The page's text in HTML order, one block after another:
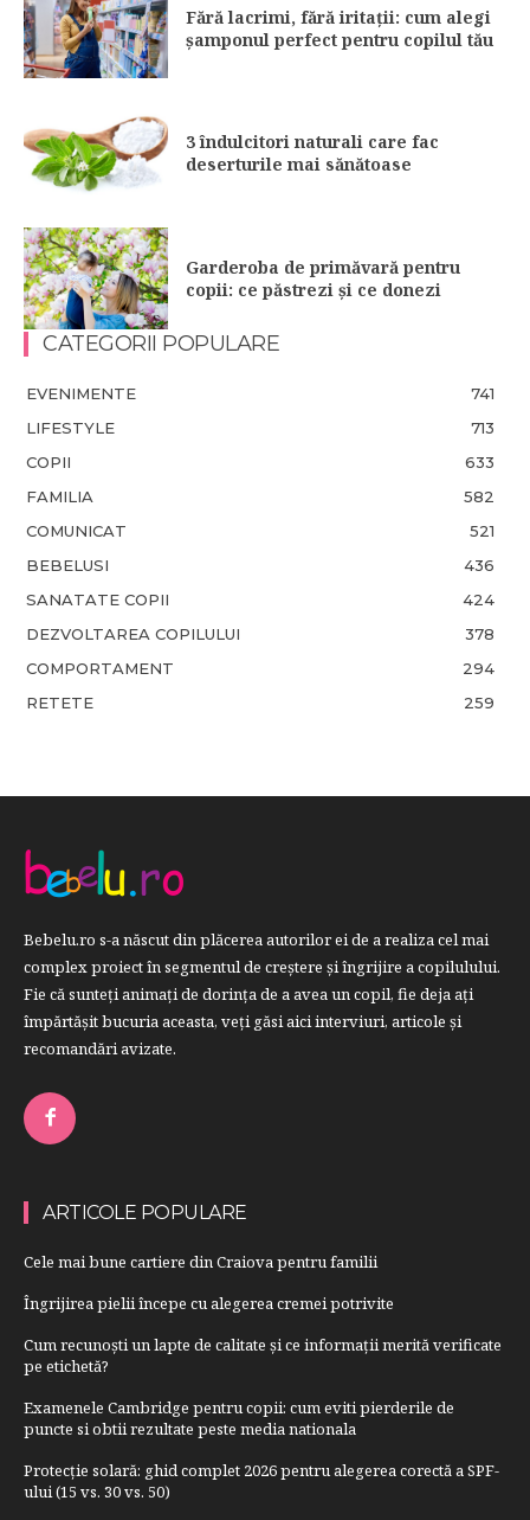
Fără lacrimi, fără iritații: cum alegi
șamponul perfect pentru copilul tău
3 îndulcitori naturali care fac
deserturile mai sănătoase
Garderoba de primăvară pentru
copii: ce păstrezi și ce donezi
CATEGORII POPULARE
EVENIMENTE
741
LIFESTYLE
713
COPII
633
FAMILIA
582
COMUNICAT
521
BEBELUSI
436
SANATATE COPII
424
DEZVOLTAREA COPILULUI
378
COMPORTAMENT
294
RETETE
259
Bebelu.ro s-a născut din plăcerea autorilor ei de a realiza cel mai
complex proiect în segmentul de creştere şi îngrijire a copilulului.
Fie că sunteţi animaţi de dorinţa de a avea un copil, fie deja aţi
împărtăşit bucuria aceasta, veți găsi aici interviuri, articole şi
recomandări avizate.
ARTICOLE POPULARE
Cele mai bune cartiere din Craiova pentru familii
Îngrijirea pielii începe cu alegerea cremei potrivite
Cum recunoști un lapte de calitate și ce informații merită verificate
pe etichetă?
Examenele Cambridge pentru copii: cum eviti pierderile de
puncte si obtii rezultate peste media nationala
Protecție solară: ghid complet 2026 pentru alegerea corectă a SPF-
ului (15 vs. 30 vs. 50)